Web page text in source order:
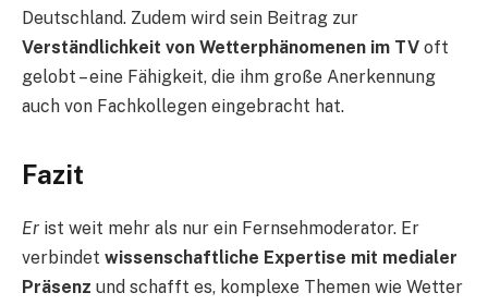
Deutschland. Zudem wird sein Beitrag zur
Verständlichkeit von Wetterphänomenen im TV oft
gelobt – eine Fähigkeit, die ihm große Anerkennung
auch von Fachkollegen eingebracht hat.
Fazit
Er ist weit mehr als nur ein Fernsehmoderator. Er
verbindet wissenschaftliche Expertise mit medialer
Präsenz und schafft es, komplexe Themen wie Wetter